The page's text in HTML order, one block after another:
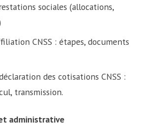
sociales (allocations,
CNSS : étapes, documents
des cotisations CNSS :
transmission.
administrative